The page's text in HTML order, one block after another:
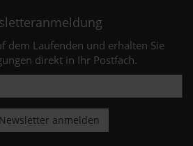
dem Laufenden und erhalten Sie
direkt in Ihr Postfach.